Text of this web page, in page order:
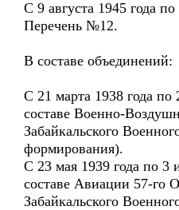
С 9 августа 1945 года
Перечень №12.
В составе объединений:
С 21 марта 1938 года по
составе Военно-
Забайкальского
формирования).
С 23 мая 1939 года по 3
составе Авиации 57-го
Забайкальского